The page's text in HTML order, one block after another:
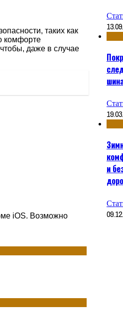
таких как
комфорте
даже в случае
iOS. Возможно
и